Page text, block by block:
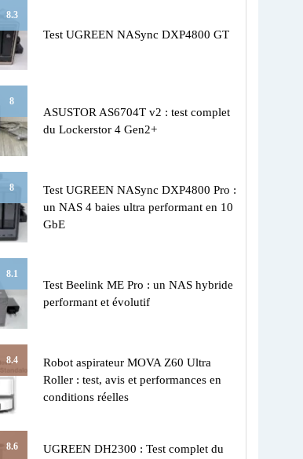
8.3
Test UGREEN NASync DXP4800 GT
8
ASUSTOR AS6704T v2 : test complet
du Lockerstor 4 Gen2+
8
Test UGREEN NASync DXP4800 Pro :
un NAS 4 baies ultra performant en 10
GbE
8.1
Test Beelink ME Pro : un NAS hybride
performant et évolutif
8.4
Robot aspirateur MOVA Z60 Ultra
Roller : test, avis et performances en
conditions réelles
8.6
UGREEN DH2300 : Test complet du